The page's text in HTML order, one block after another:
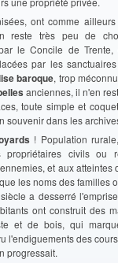
ont comme
reste très peu de
le Concile de
par les
baroque, trop
anciennes, il n'en
toute simple et
souvenir dans les
! Population
civils ou
et aux atteintes
les noms des familles
a desserré
ont construit des
et de bois, qui
l'endiguements des
progressait.